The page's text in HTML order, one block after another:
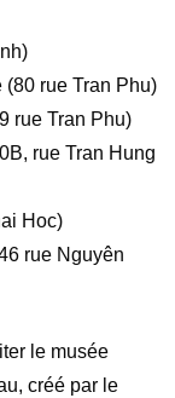
(80 rue Tran Phu)
rue Tran Phu)
rue Tran Hung
Hoc)
rue Nguyên
le musée
créé par le